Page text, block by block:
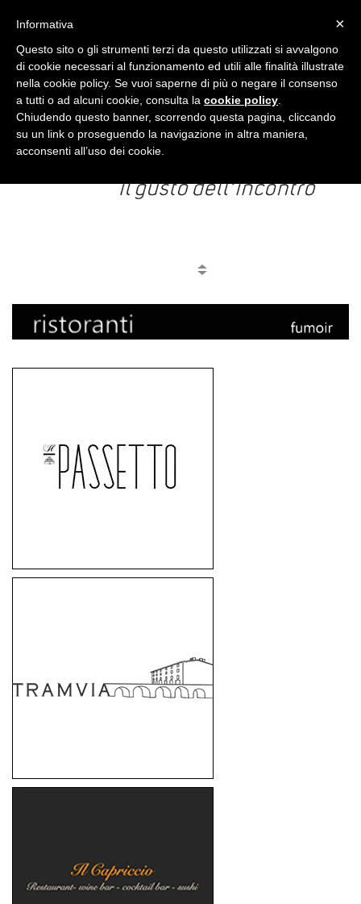
×
Informativa
Questo sito o gli strumenti terzi da questo utilizzati si avvalgono
di cookie necessari al funzionamento ed utili alle finalità illustrate
nella cookie policy. Se vuoi saperne di più o negare il consenso
a tutti o ad alcuni cookie, consulta la cookie policy
Chiudendo questo banner, scorrendo questa pagina, cliccando
su un link o proseguendo la navigazione in altra maniera,
acconsenti all’uso dei cookie.